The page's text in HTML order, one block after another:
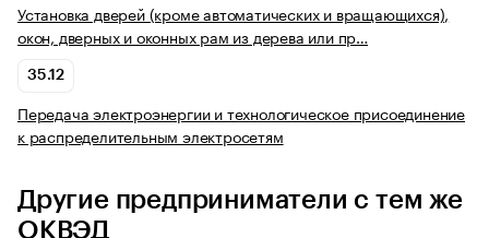
Установка дверей (кроме автоматических и вращающихся),
окон, дверных и оконных рам из дерева или пр…
35.12
Передача электроэнергии и технологическое присоединение
к распределительным электросетям
Другие предприниматели с тем же
ОКВЭД